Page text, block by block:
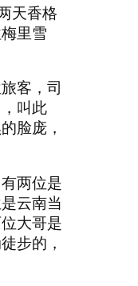
天香格
里雪
客，司
叫此
脸庞，
两位是
云南当
大哥是
步的，